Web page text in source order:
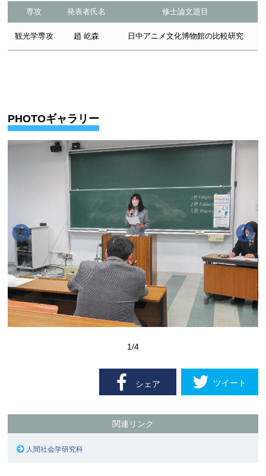
専攻 発表者氏名 修士論文題目
観光学専攻 趙 屹森 日中アニメ文化博物館の比較研究
PHOTOギャラリー
1/4
シェア ツイート
関連リンク
人間社会学研究科